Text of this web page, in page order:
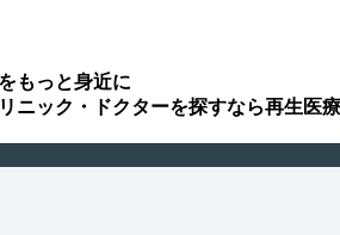
もっと身近に
ニック・ドクターを探すなら再生医